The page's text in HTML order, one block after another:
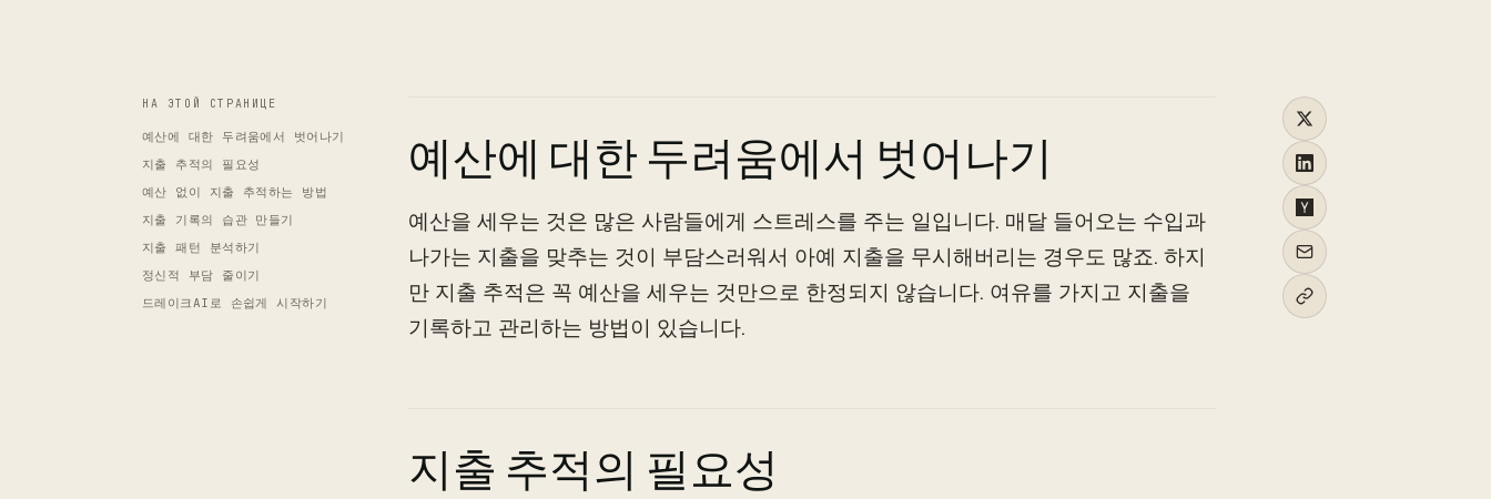
НА ЭТОЙ СТРАНИЦЕ
예산에 대한 두려움에서 벗어나기
지출 추적의 필요성
예산 없이 지출 추적하는 방법
지출 기록의 습관 만들기
지출 패턴 분석하기
정신적 부담 줄이기
드레이크AI로 손쉽게 시작하기
예산에 대한 두려움에서 벗어나기
예산을 세우는 것은 많은 사람들에게 스트레스를 주는 일입니다. 매달 들어오는 수입과
나가는 지출을 맞추는 것이 부담스러워서 아예 지출을 무시해버리는 경우도 많죠. 하지
만 지출 추적은 꼭 예산을 세우는 것만으로 한정되지 않습니다. 여유를 가지고 지출을
기록하고 관리하는 방법이 있습니다.
지출 추적의 필요성